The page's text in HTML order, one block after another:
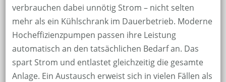
verbrauchen dabei unnötig Strom – nicht selten
mehr als ein Kühlschrank im Dauerbetrieb. Moderne
Hocheffizienzpumpen passen ihre Leistung
automatisch an den tatsächlichen Bedarf an. Das
spart Strom und entlastet gleichzeitig die gesamte
Anlage. Ein Austausch erweist sich in vielen Fällen als